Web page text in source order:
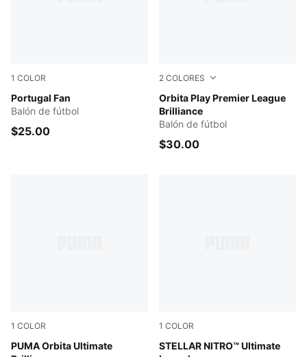
1 COLOR
Portugal Fan
PUMA White-PUMA Black
Balón de fútbol
$25.00
2 COLORES
Orbita Play Premier League
Brilliance
Electric Peppermint-
Balón de fútbol
$30.00
1 COLOR
PUMA Orbita Ultimate
PUMA White-multicolor
1 COLOR
STELLAR NITRO™ Ultimate
PUMA White-Launch Edition